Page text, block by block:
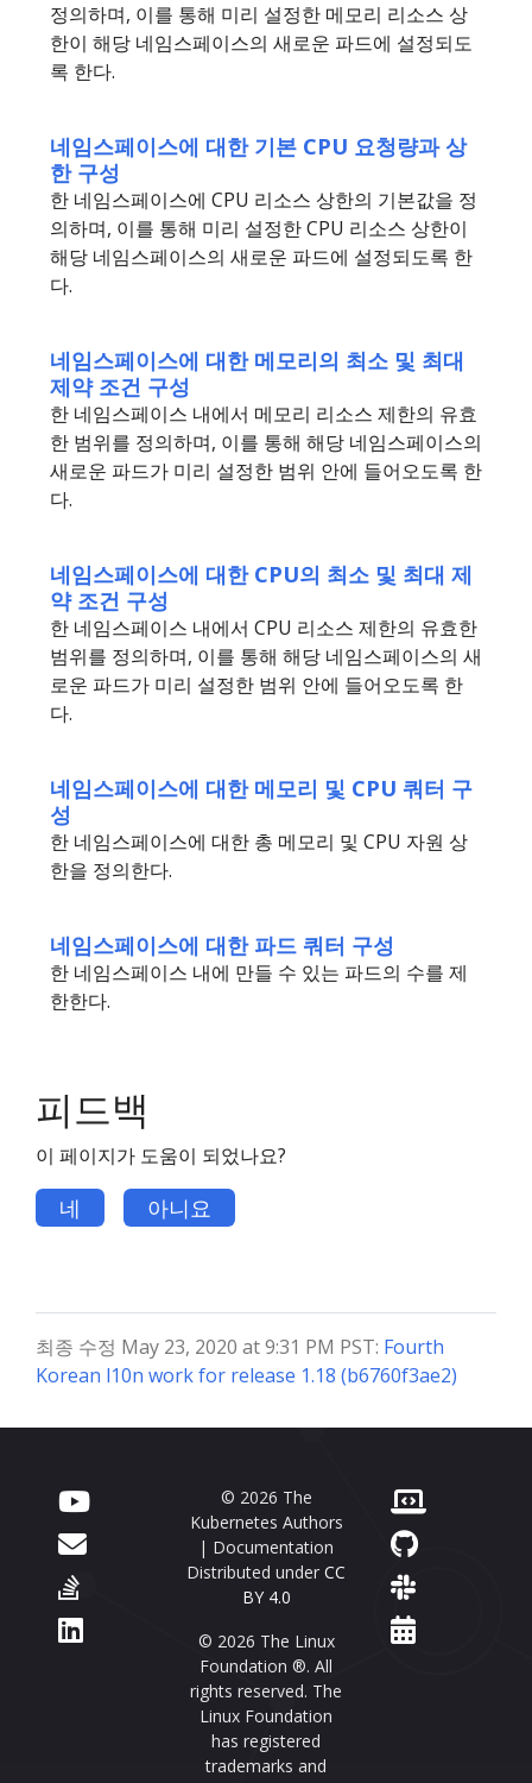
정의하며, 이를 통해 미리 설정한 메모리 리소스 상
한이 해당 네임스페이스의 새로운 파드에 설정되도
록 한다.
네임스페이스에 대한 기본 CPU 요청량과 상
한 구성
한 네임스페이스에 CPU 리소스 상한의 기본값을 정
의하며, 이를 통해 미리 설정한 CPU 리소스 상한이
해당 네임스페이스의 새로운 파드에 설정되도록 한
다.
네임스페이스에 대한 메모리의 최소 및 최대
제약 조건 구성
한 네임스페이스 내에서 메모리 리소스 제한의 유효
한 범위를 정의하며, 이를 통해 해당 네임스페이스의
새로운 파드가 미리 설정한 범위 안에 들어오도록 한
다.
네임스페이스에 대한 CPU의 최소 및 최대 제
약 조건 구성
한 네임스페이스 내에서 CPU 리소스 제한의 유효한
범위를 정의하며, 이를 통해 해당 네임스페이스의 새
로운 파드가 미리 설정한 범위 안에 들어오도록 한
다.
네임스페이스에 대한 메모리 및 CPU 쿼터 구
성
한 네임스페이스에 대한 총 메모리 및 CPU 자원 상
한을 정의한다.
네임스페이스에 대한 파드 쿼터 구성
한 네임스페이스 내에 만들 수 있는 파드의 수를 제
한한다.
피드백
이 페이지가 도움이 되었나요?
네 아니요
최종 수정 May 23, 2020 at 9:31 PM PST: Fourth
Korean l10n work for release 1.18 (b6760f3ae2)
© 2026 The
Kubernetes Authors
| Documentation
Distributed under CC
BY 4.0
© 2026 The Linux
Foundation ®. All
rights reserved. The
Linux Foundation
has registered
trademarks and